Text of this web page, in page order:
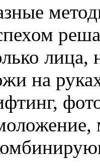
лица,
на